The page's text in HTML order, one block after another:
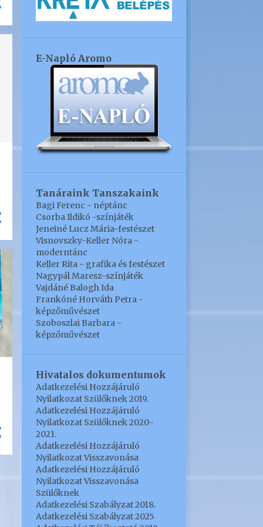
február
december
november
február
2020 14
szeptember
augusztus
július
május
április 6
2019
december
november
május 2
2018
szeptember
július
június
május
március
E-Napló Aromo
Tanáraink Tanszakaink
Bagi Ferenc - néptánc
Csorba Ildikó -színjáték
Jeneiné Lucz Mária-festészet
Visnovszky-Keller Nóra -
moderntánc
Keller Rita - grafika és festészet
Nagypál Maresz-színjáték
Vajdáné Balogh Ida
Frankóné Horváth Petra -
képzőművészet
Szoboszlai Barbara -
képzőművészet
Hivatalos dokumentumok
Adatkezelési Hozzájáruló
Nyilatkozat Szülőknek 2019.
Adatkezelési Hozzájáruló
Nyilatkozat Szülőknek 2020-
2021.
Adatkezelési Hozzájáruló
Nyilatkozat Visszavonása
Adatkezelési Hozzájáruló
Nyilatkozat Visszavonása
Szülőknek
Adatkezelési Szabályzat 2018.
Adatkezelési Szabályzat 2025